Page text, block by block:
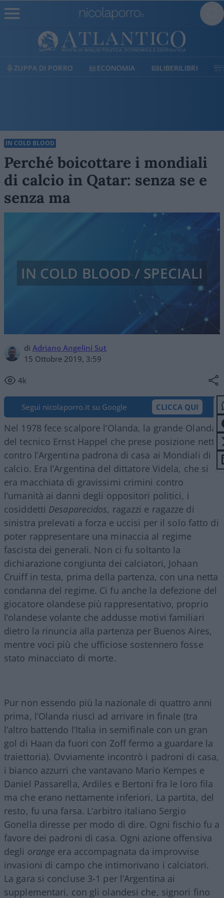
ZUPPA DI PORRO ECONOMIA LIBERILIBRI
IN COLD BLOOD
Perché boicottare i mondiali
di calcio in Qatar: senza se e
senza ma
di Adriano Angelini Sut
15 Ottobre 2019, 3:59
4k
IN COLD BLOOD / SPECIALI
Segui nicolaporro.it su Google CLICCA QUI
Nel 1978 fece scalpore l’Olanda, la grande Olanda
del tecnico Ernst Happel che prese posizione netta
contro l’Argentina padrona di casa ai Mondiali di
calcio. Era l’Argentina del dittatore Videla, che si
era macchiata di gravissimi crimini contro
l’umanità ai danni degli oppositori politici, i
cosiddetti Desaparecidos, ragazzi e ragazze di
sinistra prelevati a forza e uccisi per il solo fatto di
poter rappresentare una minaccia al regime
fascista dei generali. Non ci fu soltanto la
dichiarazione congiunta dei calciatori, Johaan
Cruiff in testa, prima della partenza, con una netta
condanna del regime. Ci fu anche la defezione del
giocatore olandese più rappresentativo, proprio
l’olandese volante che addusse motivi familiari
dietro la rinuncia alla partenza per Buenos Aires,
mentre voci più che ufficiose sostennero fosse
stato minacciato di morte.
Pur non essendo più la nazionale di quattro anni
prima, l’Olanda riuscì ad arrivare in finale (tra
l’altro battendo l’Italia in semifinale con un gran
gol di Haan da fuori con Zoff fermo a guardare la
traiettoria). Ovviamente incontrò i padroni di casa,
i bianco azzurri che vantavano Mario Kempes e
Daniel Passarella, Ardiles e Bertoni fra le loro fila
ma che erano nettamente inferiori. La partita, del
resto, fu una farsa. L’arbitro italiano Sergio
Gonella diresse per modo di dire. Ogni fischio fu a
favore dei padroni di casa. Ogni azione offensiva
degli orange era accompagnata da improvvise
invasioni di campo che intimorivano i calciatori.
La gara si concluse 3-1 per l’Argentina ai
supplementari, con gli olandesi che, signori fino